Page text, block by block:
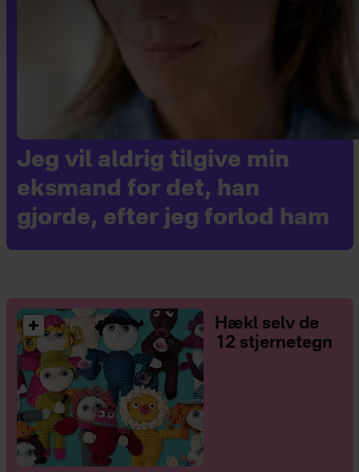
Jeg vil aldrig tilgive min
eksmand for det, han
gjorde, efter jeg forlod ham
Hækl selv de
12 stjernetegn